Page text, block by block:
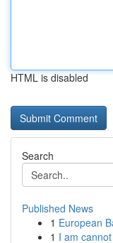
HTML is disabled
Search
Published News
1 European
1 I am